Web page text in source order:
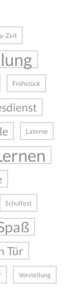
Zeit
Frühstück
Laterne
Schulfest
Tür
Vorstellung